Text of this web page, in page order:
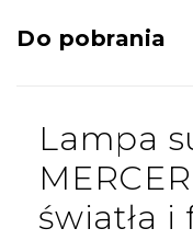
Do pobrania
Lampa
światła i